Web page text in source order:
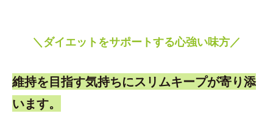
＼ダイエットをサポートする心強い味方／
維持を目指す気持ちにスリムキープが寄り添
います。